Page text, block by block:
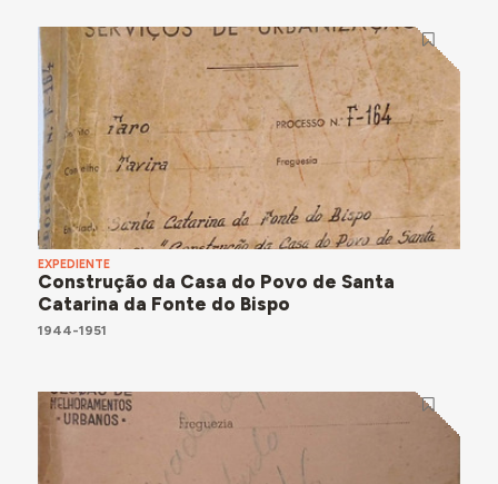
EXPEDIENTE
Construção da Casa do Povo de Santa
Catarina da Fonte do Bispo
1944-1951